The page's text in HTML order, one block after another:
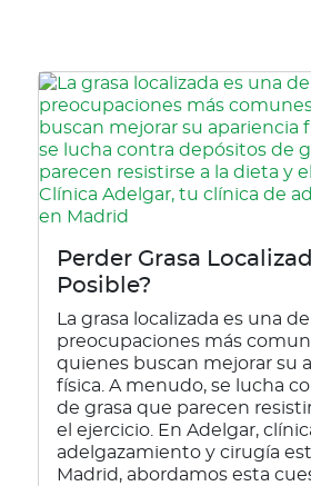
Perder Grasa
Posible?
La grasa localizada es una
preocupaciones más
quienes buscan mejorar su
física. A menudo, se lucha
de grasa que parecen
el ejercicio. En Adelgar,
adelgazamiento y cirugía
Madrid, abordamos esta